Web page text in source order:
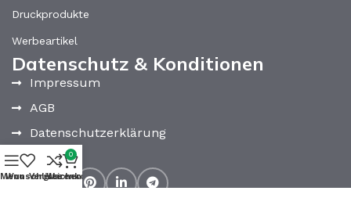
Druckprodukte
Werbeartikel
Datenschutz & Konditionen
Impressum
AGB
Datenschutzerklärung
Kontakt
Menu
Wunschliste
Vergleichen
0
Warenkorb